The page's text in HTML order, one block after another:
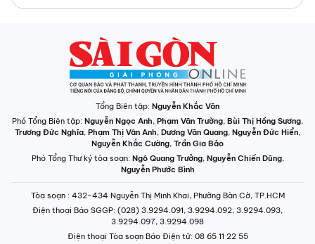
Tổng Biên tập: Nguyễn Khắc Văn
Phó Tổng Biên tập: Nguyễn Ngọc Anh, Phạm Văn Trường, Bùi Thị Hồng Sương,
Trương Đức Nghĩa, Phạm Thị Vân Anh, Dương Văn Quang, Nguyễn Đức Hiển,
Nguyễn Khắc Cường, Trần Gia Bảo
Phó Tổng Thư ký tòa soạn: Ngô Quang Trưởng, Nguyễn Chiến Dũng,
Nguyễn Phước Bình
Tòa soạn : 432-434 Nguyễn Thị Minh Khai, Phường Bàn Cờ, TP.HCM
Điện thoại Báo SGGP: (028) 3.9294.091, 3.9294.092, 3.9294.093,
3.9294.097, 3.9294.098
Điện thoại Tòa soạn Báo Điện tử: 08 65 11 22 55